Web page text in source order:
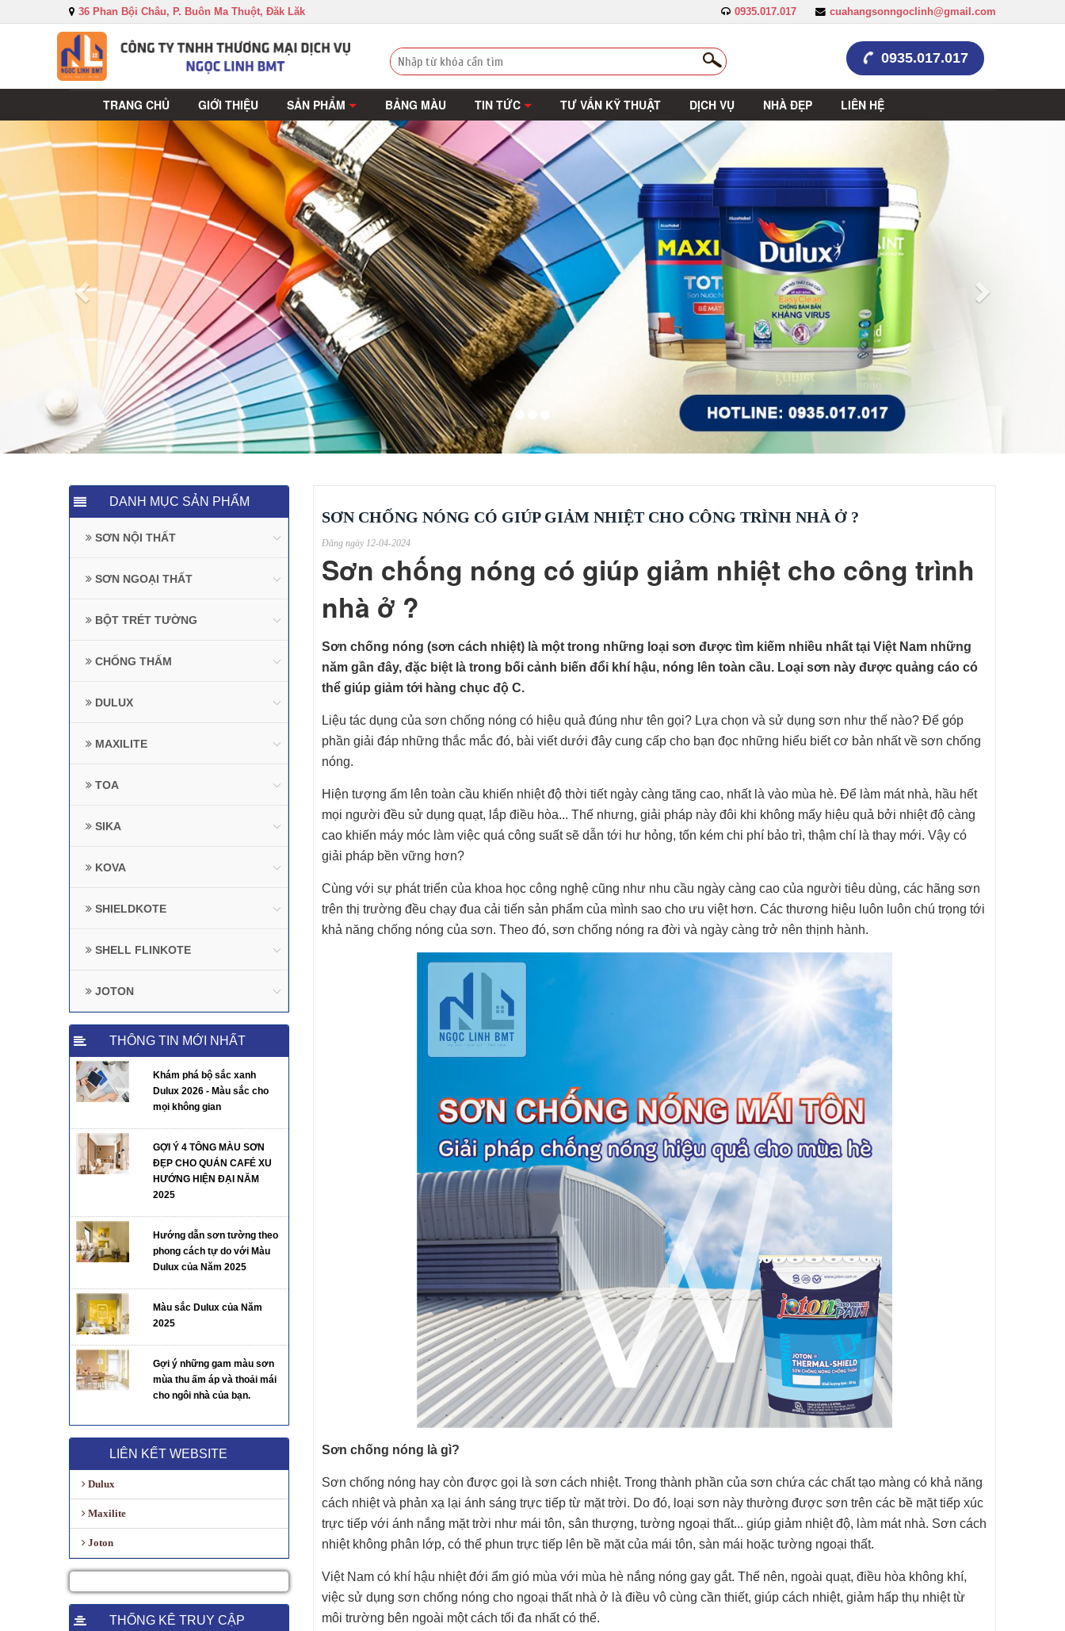
36 Phan Bội Châu, P. Buôn Ma Thuột, Đăk Lăk 0935.017.017 cuahangsonngoclinh@gmail.com
0935.017.017
TRANG CHỦ GIỚI THIỆU SẢN PHẨM BẢNG MÀU TIN TỨC TƯ VẤN KỸ THUẬT DỊCH VỤ NHÀ ĐẸP LIÊN HỆ
DANH MỤC SẢN PHẨM
SƠN NỘI THẤT
SƠN NGOẠI THẤT
BỘT TRÉT TƯỜNG
CHỐNG THẤM
DULUX
MAXILITE
TOA
SIKA
KOVA
SHIELDKOTE
SHELL FLINKOTE
JOTON
THÔNG TIN MỚI NHẤT
Khám phá bộ sắc xanh
Dulux 2026 - Màu sắc cho
mọi không gian
GỢI Ý 4 TÔNG MÀU SƠN
ĐẸP CHO QUÁN CAFÉ XU
HƯỚNG HIỆN ĐẠI NĂM
2025
Hướng dẫn sơn tường theo
phong cách tự do với Màu
Dulux của Năm 2025
Màu sắc Dulux của Năm
2025
Gợi ý những gam màu sơn
mùa thu ấm áp và thoải mái
cho ngôi nhà của bạn.
LIÊN KẾT WEBSITE
Dulux
Maxilite
Joton
THỐNG KÊ TRUY CẬP
SƠN CHỐNG NÓNG CÓ GIÚP GIẢM NHIỆT CHO CÔNG TRÌNH NHÀ Ở ?
Đăng ngày 12-04-2024
Sơn chống nóng có giúp giảm nhiệt cho công trình
nhà ở ?
Sơn chống nóng (sơn cách nhiệt) là một trong những loại sơn được tìm kiếm nhiều nhất tại Việt Nam những
năm gần đây, đặc biệt là trong bối cảnh biến đổi khí hậu, nóng lên toàn cầu. Loại sơn này được quảng cáo có
thể giúp giảm tới hàng chục độ C.
Liệu tác dụng của sơn chống nóng có hiệu quả đúng như tên gọi? Lựa chọn và sử dụng sơn như thế nào? Để góp
phần giải đáp những thắc mắc đó, bài viết dưới đây cung cấp cho bạn đọc những hiểu biết cơ bản nhất về sơn chống
nóng.
Hiện tượng ấm lên toàn cầu khiến nhiệt độ thời tiết ngày càng tăng cao, nhất là vào mùa hè. Để làm mát nhà, hầu hết
mọi người đều sử dụng quạt, lắp điều hòa... Thế nhưng, giải pháp này đôi khi không mấy hiệu quả bởi nhiệt độ càng
cao khiến máy móc làm việc quá công suất sẽ dẫn tới hư hỏng, tốn kém chi phí bảo trì, thậm chí là thay mới. Vậy có
giải pháp bền vững hơn?
Cùng với sự phát triển của khoa học công nghệ cũng như nhu cầu ngày càng cao của người tiêu dùng, các hãng sơn
trên thị trường đều chạy đua cải tiến sản phẩm của mình sao cho ưu việt hơn. Các thương hiệu luôn luôn chú trọng tới
khả năng chống nóng của sơn. Theo đó, sơn chống nóng ra đời và ngày càng trở nên thịnh hành.
Sơn chống nóng là gì?
Sơn chống nóng hay còn được gọi là sơn cách nhiệt. Trong thành phần của sơn chứa các chất tạo màng có khả năng
cách nhiệt và phản xạ lại ánh sáng trực tiếp từ mặt trời. Do đó, loại sơn này thường được sơn trên các bề mặt tiếp xúc
trực tiếp với ánh nắng mặt trời như mái tôn, sân thượng, tường ngoại thất... giúp giảm nhiệt độ, làm mát nhà. Sơn cách
nhiệt không phân lớp, có thể phun trực tiếp lên bề mặt của mái tôn, sàn mái hoặc tường ngoại thất.
Việt Nam có khí hậu nhiệt đới ẩm gió mùa với mùa hè nắng nóng gay gắt. Thế nên, ngoài quạt, điều hòa không khí,
việc sử dụng sơn chống nóng cho ngoại thất nhà ở là điều vô cùng cần thiết, giúp cách nhiệt, giảm hấp thụ nhiệt từ
môi trường bên ngoài một cách tối đa nhất có thể.